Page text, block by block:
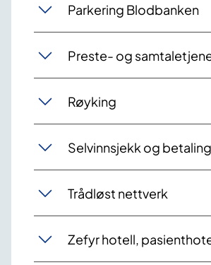
Parkering Blodbanken
Preste- og
Røyking
Selvinnsjekk og betaling
Trådløst nettverk
Zefyr hotell,